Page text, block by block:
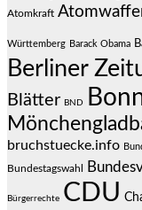
Atomkraft
Württemberg Barack Obama
Berliner
Blätter BND
bruchstuecke.info
Bundestagswahl
Bürgerrechte CDU